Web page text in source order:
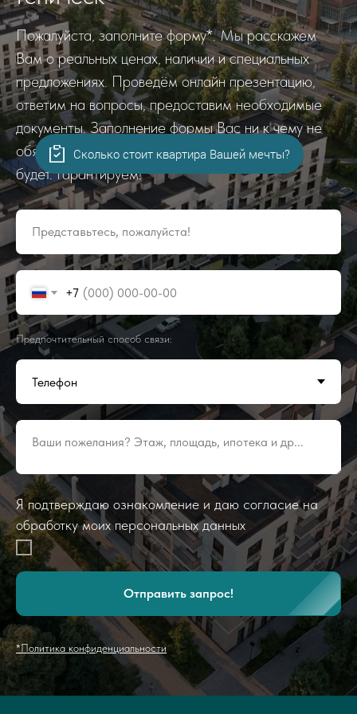
Пожалуйста, заполните форму*. Мы расскажем
Вам о реальных ценах, наличии и специальных
предложениях. Проведём онлайн презентацию,
ответим на вопросы, предоставим необходимые
документы. Заполнение формы Вас ни к чему не
обязывает. Повторных звонков и рассылок не
будет. Гарантируем!
Представьтесь, пожалуйста!
+7
Предпочтительный способ связи:
Ваши пожелания? Этаж, площадь, ипотека и др...
Я подтверждаю ознакомление и даю согласие на
обработку моих персональных данных
Отправить запрос!
*Политика конфиденциальности
Сколько стоит квартира Вашей мечты?